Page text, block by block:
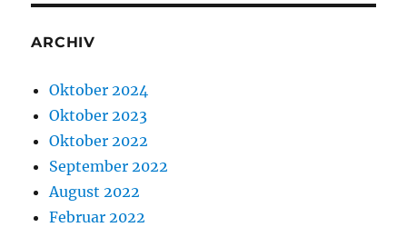
ARCHIV
Oktober 2024
Oktober 2023
Oktober 2022
September 2022
August 2022
Februar 2022